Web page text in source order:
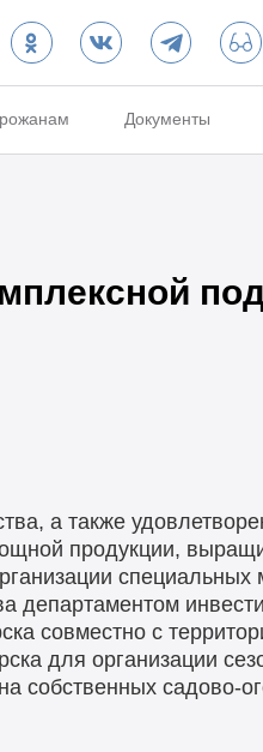
Документы
а также
продукции,
департаментом
совместно с
для организации
собственных садово-